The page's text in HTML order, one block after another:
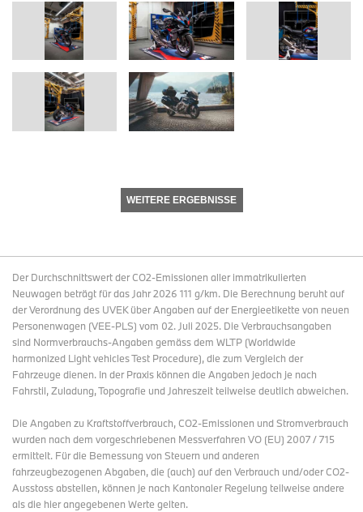
WEITERE ERGEBNISSE
Der Durchschnittswert der CO2-Emissionen aller immatrikulierten
Neuwagen beträgt für das Jahr 2026 111 g/km. Die Berechnung beruht auf
der Verordnung des UVEK über Angaben auf der Energieetikette von neuen
Personenwagen (VEE-PLS) vom 02. Juli 2025. Die Verbrauchsangaben
sind Normverbrauchs-Angaben gemäss dem WLTP (Worldwide
harmonized Light vehicles Test Procedure), die zum Vergleich der
Fahrzeuge dienen. In der Praxis können die Angaben jedoch je nach
Fahrstil, Zuladung, Topografie und Jahreszeit teilweise deutlich abweichen.
Die Angaben zu Kraftstoffverbrauch, CO2-Emissionen und Stromverbrauch
wurden nach dem vorgeschriebenen Messverfahren VO (EU) 2007 / 715
ermittelt. Für die Bemessung von Steuern und anderen
fahrzeugbezogenen Abgaben, die (auch) auf den Verbrauch und/oder CO2-
Ausstoss abstellen, können je nach Kantonaler Regelung teilweise andere
als die hier angegebenen Werte gelten.